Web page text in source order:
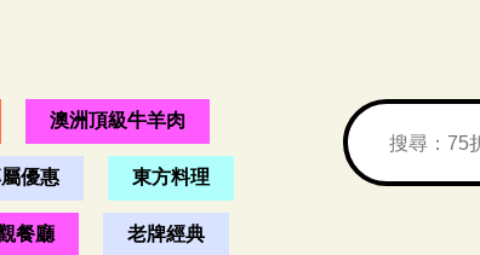
澳洲頂級牛羊肉
優惠 東方料理
餐廳 老牌經典